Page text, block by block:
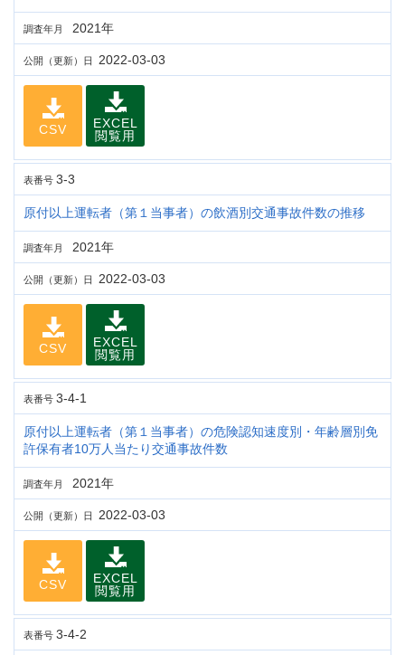
調査年月 2021年
公開（更新）日 2022-03-03
CSV
EXCEL
閲覧用
表番号 3-3
原付以上運転者（第１当事者）の飲酒別交通事故件数の推移
調査年月 2021年
公開（更新）日 2022-03-03
CSV
EXCEL
閲覧用
表番号 3-4-1
原付以上運転者（第１当事者）の危険認知速度別・年齢層別免
許保有者10万人当たり交通事故件数
調査年月 2021年
公開（更新）日 2022-03-03
CSV
EXCEL
閲覧用
表番号 3-4-2